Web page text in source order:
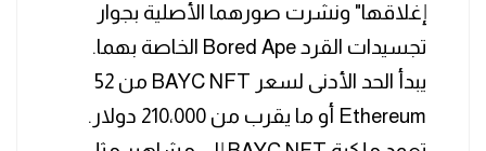
إغلاقها" ونشرت صورهما الأصلية بجوار
تجسيدات القرد Bored Ape الخاصة بهما.
يبدأ الحد الأدنى لسعر BAYC NFT من 52
Ethereum أو ما يقرب من 210،000 دولار.